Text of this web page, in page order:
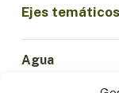
Ejes temáticos
Agua